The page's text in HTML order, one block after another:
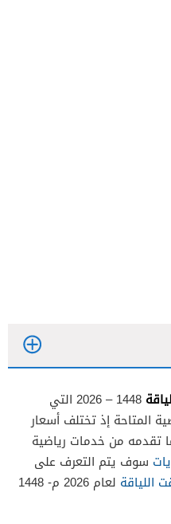
برو
بلس
1448 – 2026 التي
المتاحة إذ تختلف أسعار
تقدمه من خدمات رياضية
سوف يتم التعرف على
اللياقة
لعام 2026 م- 1448